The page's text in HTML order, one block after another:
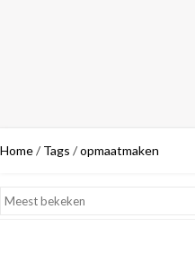
Home/ Tags /opmaatmaken